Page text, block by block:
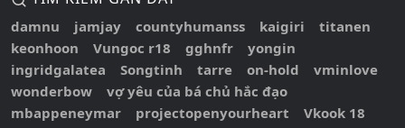
damnu jamjay countyhumanss kaigiri
titanen
keonhoon
Vungoc r18 gghnfr
yongin
ingridgalatea
Songtinh tarre on-hold
vminlove
wonderbow
vợ yêu của bá chủ hắc đạo
mbappeneymar
projectopenyourheart
Vkook 18